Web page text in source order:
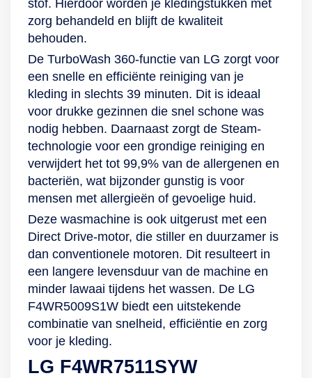
stof. Hierdoor worden je kledingstukken met
zorg behandeld en blijft de kwaliteit
behouden.
De TurboWash 360-functie van LG zorgt voor
een snelle en efficiënte reiniging van je
kleding in slechts 39 minuten. Dit is ideaal
voor drukke gezinnen die snel schone was
nodig hebben. Daarnaast zorgt de Steam-
technologie voor een grondige reiniging en
verwijdert het tot 99,9% van de allergenen en
bacteriën, wat bijzonder gunstig is voor
mensen met allergieën of gevoelige huid.
Deze wasmachine is ook uitgerust met een
Direct Drive-motor, die stiller en duurzamer is
dan conventionele motoren. Dit resulteert in
een langere levensduur van de machine en
minder lawaai tijdens het wassen. De LG
F4WR5009S1W biedt een uitstekende
combinatie van snelheid, efficiëntie en zorg
voor je kleding.
LG F4WR7511SYW